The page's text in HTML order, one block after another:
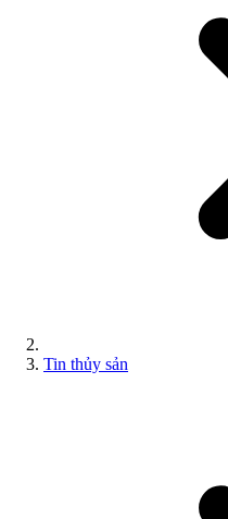
Tin thủy sản